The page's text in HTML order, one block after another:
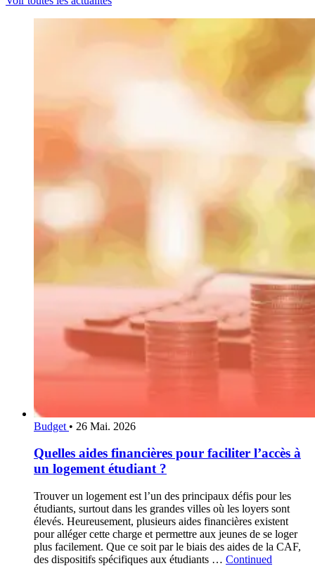
Budget • 26 Mai. 2026
Quelles aides financières pour faciliter l’accès à
un logement étudiant ?
Trouver un logement est l’un des principaux défis pour les
étudiants, surtout dans les grandes villes où les loyers sont
élevés. Heureusement, plusieurs aides financières existent
pour alléger cette charge et permettre aux jeunes de se loger
plus facilement. Que ce soit par le biais des aides de la CAF,
des dispositifs spécifiques aux étudiants … Continued